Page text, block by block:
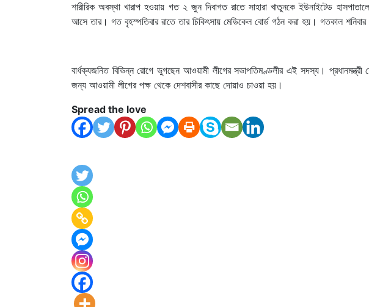
শারীরিক অবস্থা খারাপ হওয়ায় গত ২ জুন দিবাগত রাতে সাহারা খাতুনকে ইউনাইটেড
আসে তার। গত বৃহস্পতিবার রাতে তার চিকিৎসায় মেডিকেল বোর্ড গঠন করা হয়। গতকাল
বার্ধক্যজনিত বিভিন্ন রোগে ভুগছেন আওয়ামী লীগের সভাপতিমণ্ডলীর এই সদস্য।
জন্য আওয়ামী লীগের পক্ষ থেকে দেশবাসীর কাছে দোয়াও চাওয়া হয়।
Spread the love